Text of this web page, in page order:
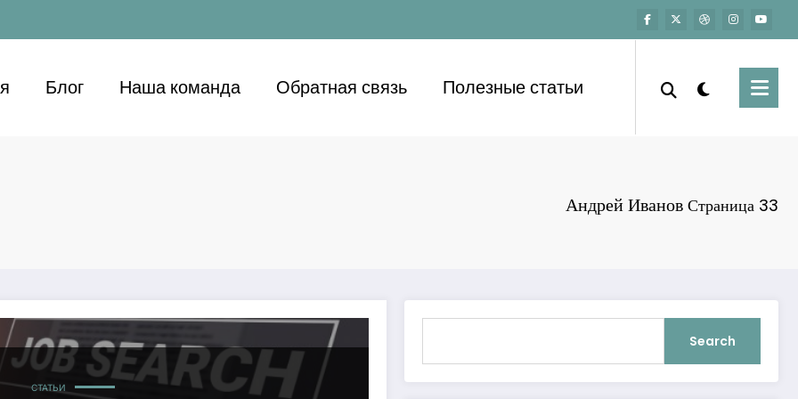
Блог Наша команда Обратная связь Полезные статьи
Андрей Иванов Страница 33
місця для життя і роботи
СТАТЬИ
Search